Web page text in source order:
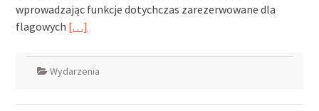
wprowadzając funkcje dotychczas zarezerwowane dla
flagowych […]
Wydarzenia